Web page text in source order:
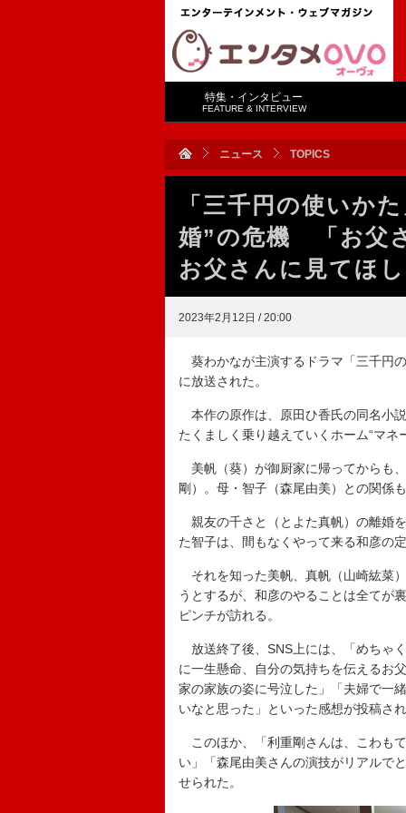
特集・インタビュー
FEATURE & INTERVIEW
ニュース TOPICS
「三千円の使いか
婚”の危機 「お父
お父さんに見てほ
2023年2月12日 / 20:00
葵わかなが主演するドラマ「三千円
に放送された。
本作の原作は、原田ひ香氏の同名小
たくましく乗り越えていくホーム“マ
美帆（葵）が御厨家に帰ってからも
剛）。母・智子（森尾由美）との関係
親友の千さと（とよた真帆）の離婚
た智子は、間もなくやって来る和彦の
それを知った美帆、真帆（山崎紘菜
うとするが、和彦のやることは全てが
ピンチが訪れる。
放送終了後、SNS上には、「めちゃ
に一生懸命、自分の気持ちを伝えるお
家の家族の姿に号泣した」「夫婦で一
いなと思った」といった感想が投稿さ
このほか、「利重剛さんは、こわも
い」「森尾由美さんの演技がリアルで
せられた。